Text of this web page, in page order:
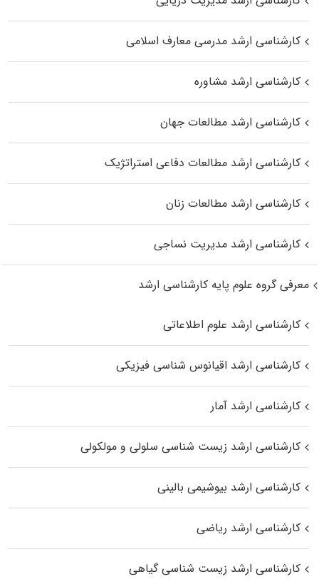
کارشناسی ارشد مدرسی معارف اسلامی
کارشناسی ارشد مشاوره
کارشناسی ارشد مطالعات جهان
کارشناسی ارشد مطالعات دفاعی استراتژیک
کارشناسی ارشد مطالعات زنان
کارشناسی ارشد مدیریت نساجی
معرفی گروه علوم پایه کارشناسی ارشد
کارشناسی ارشد علوم اطلاعاتی
کارشناسی ارشد اقیانوس‌ شناسی فیزیکی
کارشناسی ارشد آمار
کارشناسی ارشد زیست شناسی سلولی و مولکولی
کارشناسی ارشد بیوشیمی بالینی
کارشناسی ارشد ریاضی
کارشناسی ارشد زیست‌ شناسی گیاهی